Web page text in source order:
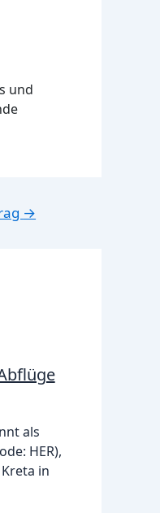
und
→
als
HER),
in